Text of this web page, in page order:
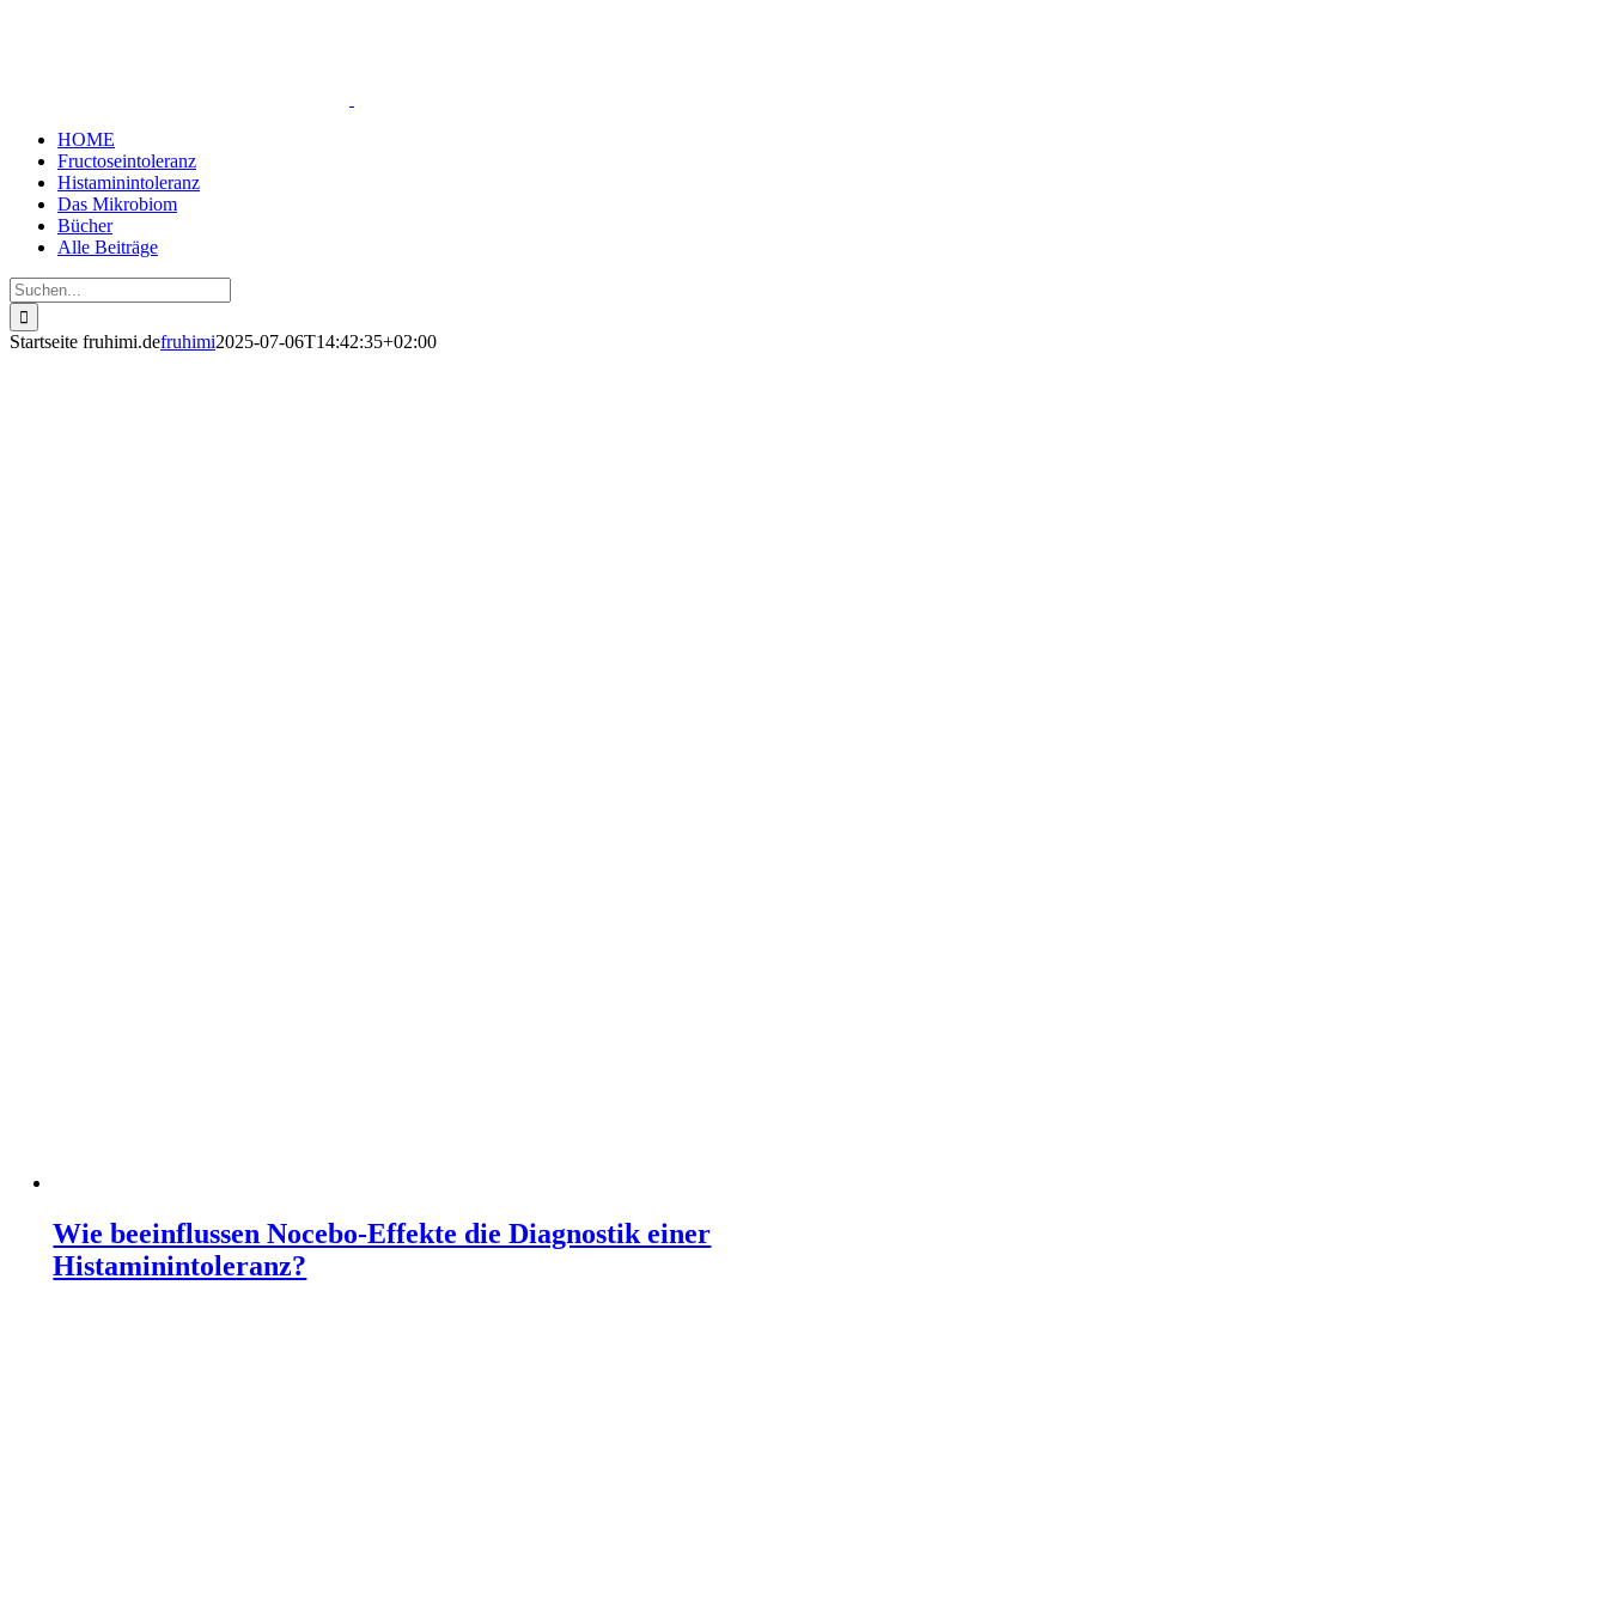
HOME
Fructoseintoleranz
Histaminintoleranz
Das Mikrobiom
Bücher
Alle Beiträge
Suche
nach:
Startseite fruhimi.defruhimi2025-07-06T14:42:35+02:00
Wie beeinflussen Nocebo‑Effekte die Diagnostik einer
Histaminintoleranz?